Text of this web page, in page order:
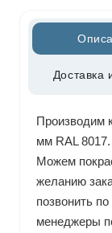
Доставка
Производим
мм RAL
Можем
желанию
позвонить
менеджеры